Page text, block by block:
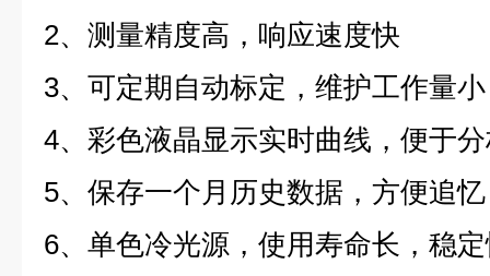
2、测量精度高，响应速度快
3、可定期自动标定，维护工作量小
4、彩色液晶显示实时曲线，便于
5、保存一个月历史数据，方便追忆
6、单色冷光源，使用寿命长，稳